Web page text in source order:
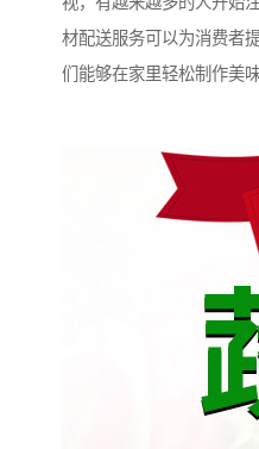
材配送服务可以为消费者
们能够在家里轻松制作美